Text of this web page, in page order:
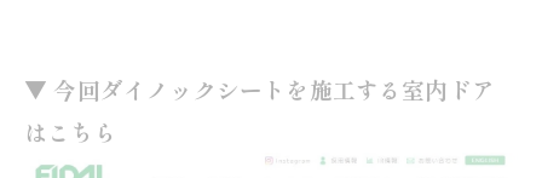
▼ 今回ダイノックシートを施工する室内ドア
はこちら